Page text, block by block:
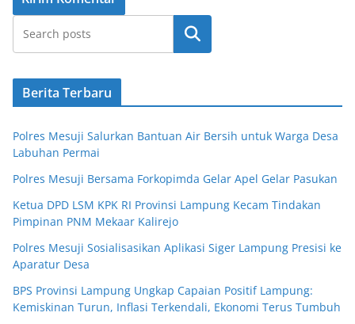
Cari
Berita Terbaru
Polres Mesuji Salurkan Bantuan Air Bersih untuk Warga Desa
Labuhan Permai
Polres Mesuji Bersama Forkopimda Gelar Apel Gelar Pasukan
Ketua DPD LSM KPK RI Provinsi Lampung Kecam Tindakan
Pimpinan PNM Mekaar Kalirejo
Polres Mesuji Sosialisasikan Aplikasi Siger Lampung Presisi ke
Aparatur Desa
BPS Provinsi Lampung Ungkap Capaian Positif Lampung:
Kemiskinan Turun, Inflasi Terkendali, Ekonomi Terus Tumbuh